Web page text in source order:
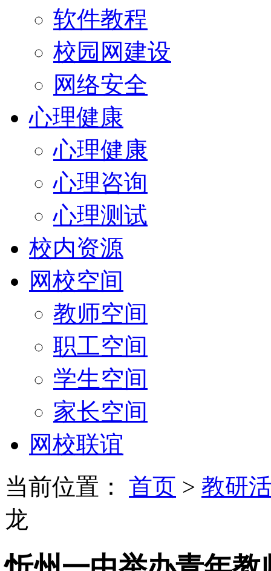
软件教程
校园网建设
网络安全
心理健康
心理健康
心理咨询
心理测试
校内资源
网校空间
教师空间
职工空间
学生空间
家长空间
网校联谊
当前位置： 首页 > 教研
龙